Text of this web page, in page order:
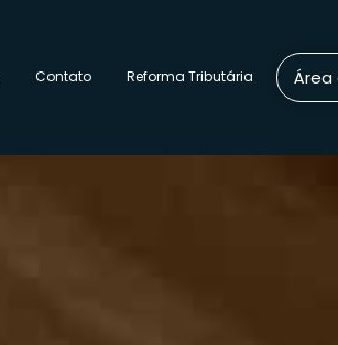
Contato Reforma Tributária Área